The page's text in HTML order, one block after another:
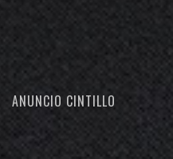
ANUNCIO CINTILLO